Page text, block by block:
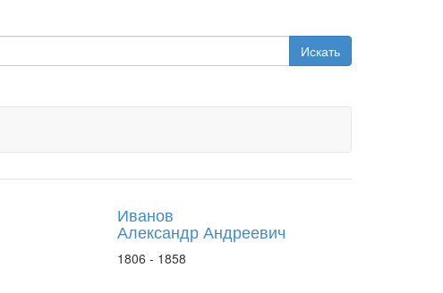
Искать
Иванов
Александр Андреевич
1806 - 1858